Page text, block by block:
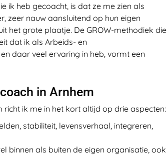
ik heb gecoacht, is dat ze me zien als
zeer nauw aansluitend op hun eigen
het grote plaatje. De GROW-methodiek die
dat ik als Arbeids- en
daar veel ervaring in heb, vormt een
in Arnhem
ik me in het kort altijd op drie aspecten:
stabiliteit, levensverhaal, integreren,
binnen als buiten de eigen organisatie, ook